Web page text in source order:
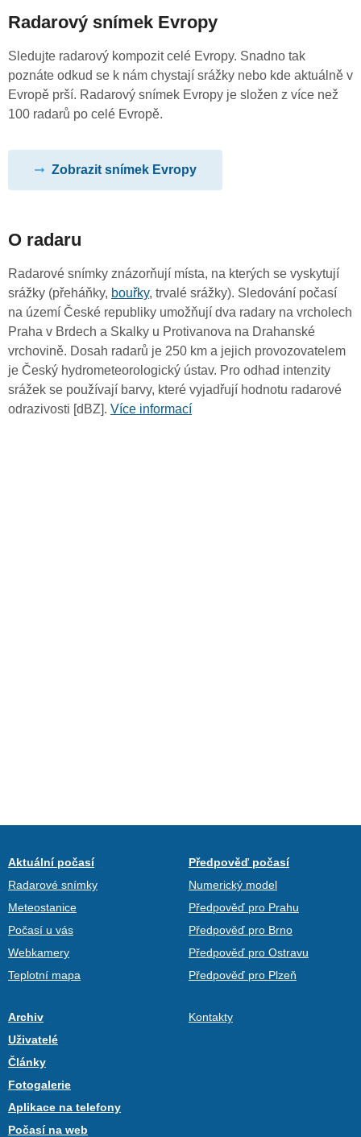
Radarový snímek Evropy
Sledujte radarový kompozit celé Evropy. Snadno tak
poznáte odkud se k nám chystají srážky nebo kde aktuálně v
Evropě prší. Radarový snímek Evropy je složen z více než
100 radarů po celé Evropě.
Zobrazit snímek Evropy
O radaru
Radarové snímky znázorňují místa, na kterých se vyskytují
srážky (přeháňky, bouřky, trvalé srážky). Sledování počasí
na území České republiky umožňují dva radary na vrcholech
Praha v Brdech a Skalky u Protivanova na Drahanské
vrchovině. Dosah radarů je 250 km a jejich provozovatelem
je Český hydrometeorologický ústav. Pro odhad intenzity
srážek se používají barvy, které vyjadřují hodnotu radarové
odrazivosti [dBZ]. Více informací
Aktuální počasí
Radarové snímky
Meteostanice
Počasí u vás
Webkamery
Teplotní mapa
Předpověď počasí
Numerický model
Předpověď pro Prahu
Předpověď pro Brno
Předpověď pro Ostravu
Předpověď pro Plzeň
Archiv
Uživatelé
Články
Fotogalerie
Aplikace na telefony
Počasí na web
Kontakty